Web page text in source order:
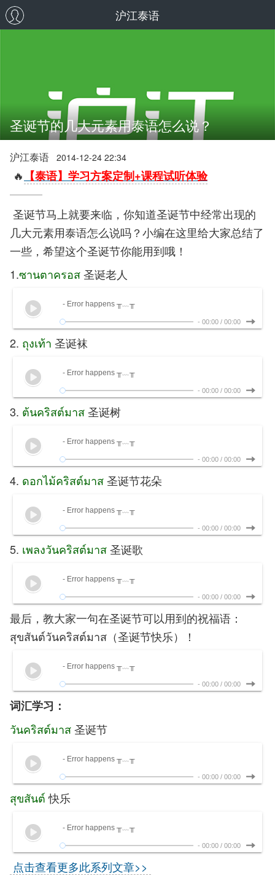
沪江泰语
圣诞节的几大元素用泰语怎么说？
沪江泰语 2014-12-24 22:34
🔥 【泰语】学习方案定制+课程试听体验
圣诞节马上就要来临，你知道圣诞节中经常出现的
几大元素用泰语怎么说吗？小编在这里给大家总结了
一些，希望这个圣诞节你能用到哦！
1.ซานตาครอส圣诞老人
- Error happens ╥﹏╥
- 00:00 / 00:00
2. ถุงเท้า 圣诞袜
- Error happens ╥﹏╥
- 00:00 / 00:00
3. ต้นคริสต์มาส圣诞树
- Error happens ╥﹏╥
- 00:00 / 00:00
4. ดอกไม้คริสต์มาส圣诞节花朵
- Error happens ╥﹏╥
- 00:00 / 00:00
5. เพลงวันคริสต์มาส圣诞歌
- Error happens ╥﹏╥
- 00:00 / 00:00
最后，教大家一句在圣诞节可以用到的祝福语：
สุขสันต์วันคริสต์มาส（圣诞节快乐）！
- Error happens ╥﹏╥
- 00:00 / 00:00
词汇学习：
วันคริสต์มาส圣诞节
- Error happens ╥﹏╥
- 00:00 / 00:00
สุขสันต์快乐
- Error happens ╥﹏╥
- 00:00 / 00:00
点击查看更多此系列文章>>